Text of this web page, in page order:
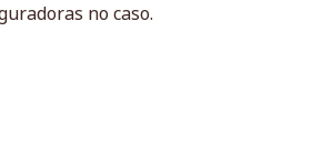
no caso.